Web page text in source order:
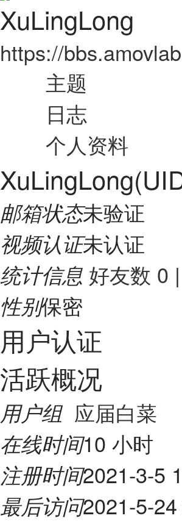
XuLingLong
https://
主题
日志
个人资料
XuLingLong
邮箱状态未验证
视频认证未认证
统计信息 好友数 0 |
性别保密
用户认证
活跃概况
用户组 应届白菜
在线时间10 小时
注册时间2021-3-5
最后访问2021-5-